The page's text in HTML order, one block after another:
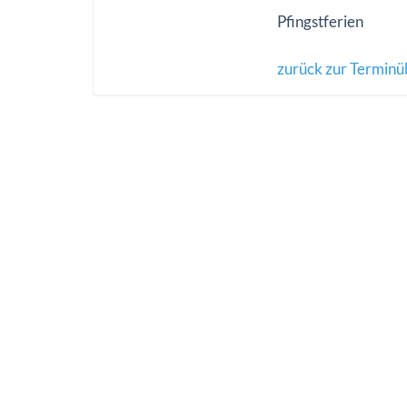
Pfingstferien
zurück zur